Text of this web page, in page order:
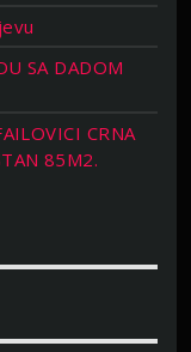
SA DADOM
CRNA
85M2.